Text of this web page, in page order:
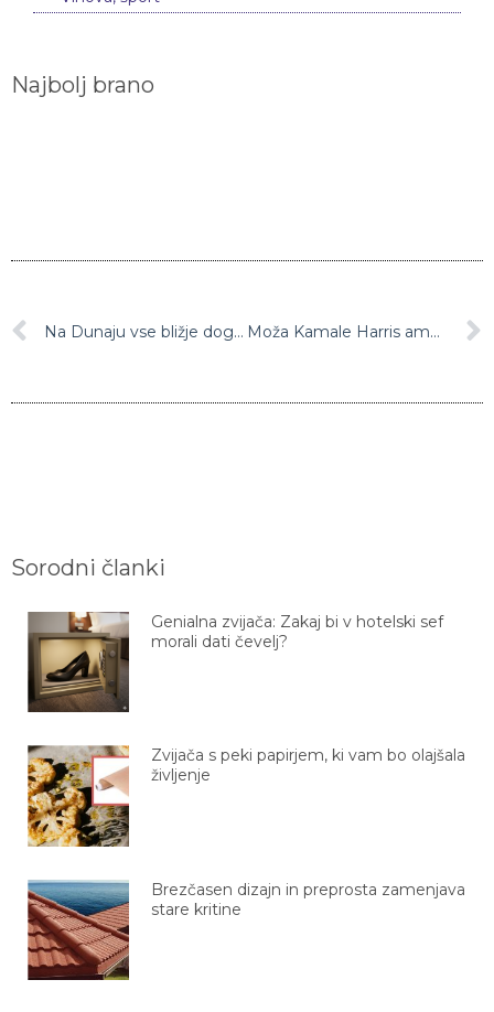
Najbolj brano
Na Dunaju vse bližje dogovoru o prihodnosti iranskega jedrskega programa Moža Kamale Harris ameriška tajna služba evakuirala zaradi grožnje z bombnim napadom
Sorodni članki
Genialna zvijača: Zakaj bi v hotelski sef
morali dati čevelj?
Zvijača s peki papirjem, ki vam bo olajšala
življenje
Brezčasen dizajn in preprosta zamenjava
stare kritine